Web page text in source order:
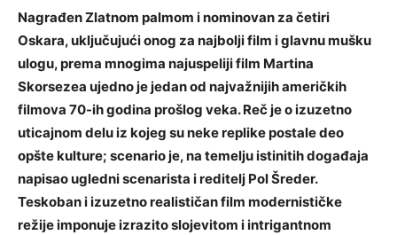
Nagrađen Zlatnom palmom i nominovan za četiri
Oskara, uključujući onog za najbolji film i glavnu mušku
ulogu, prema mnogima najuspeliji film Martina
Skorsezea ujedno je jedan od najvažnijih američkih
filmova 70-ih godina prošlog veka. Reč je o izuzetno
uticajnom delu iz kojeg su neke replike postale deo
opšte kulture; scenario je, na temelju istinitih događaja
napisao ugledni scenarista i reditelj Pol Šreder.
Teskoban i izuzetno realističan film modernističke
režije imponuje izrazito slojevitom i intrigantnom